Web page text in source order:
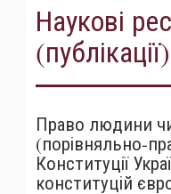
Наукові
(публікації)
Право людини
(порівняльно-
Конституції
конституцій